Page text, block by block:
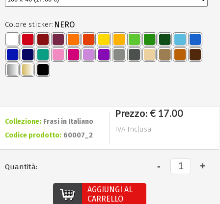
Collezione: Frasi in Italiano
Codice prodotto: 60007_2
Prezzo: € 17.00
IVA Inclusa
Colore sticker: NERO
Quantità:
AGGIUNGI AL
CARRELLO